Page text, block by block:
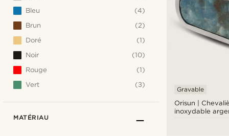
Orisun |
inoxydable
Gravable
Bleu
(4)
Brun
(2)
Doré
(1)
Noir
(10)
Rouge
(1)
Vert
(3)
MATÉRIAU